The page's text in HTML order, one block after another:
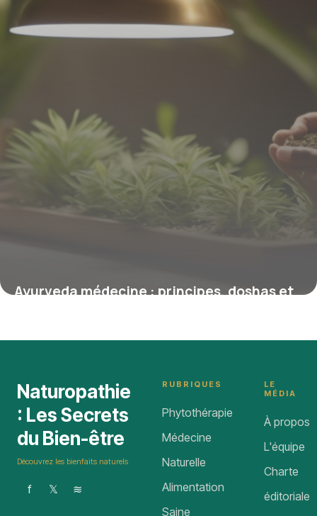
Ayurveda médecine : principes, doshas et
23 février 2026
Naturopathie
: Les Secrets
du Bien-être
Découvrez les bienfaits naturels
f 𝕏 ≋
RUBRIQUES
Phytothérapie
Médecine
Naturelle
Alimentation
Saine
LE
MÉDIA
À propos
L'équipe
Charte
éditoriale